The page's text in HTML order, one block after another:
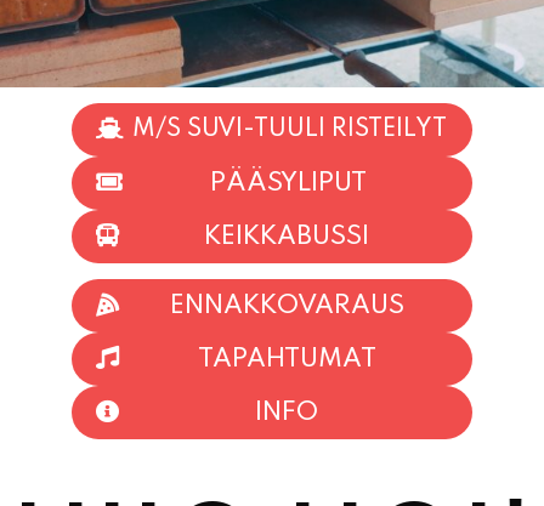
M/S SUVI-TUULI RISTEILYT
PÄÄSYLIPUT
ENNAKKOVARAUS
TAPAHTUMAT
HIIO HOI!